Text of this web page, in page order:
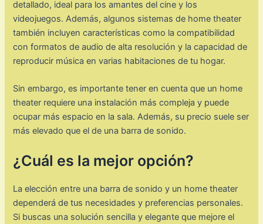
detallado, ideal para los amantes del cine y los
videojuegos. Además, algunos sistemas de home theater
también incluyen características como la compatibilidad
con formatos de audio de alta resolución y la capacidad de
reproducir música en varias habitaciones de tu hogar.
Sin embargo, es importante tener en cuenta que un home
theater requiere una instalación más compleja y puede
ocupar más espacio en la sala. Además, su precio suele ser
más elevado que el de una barra de sonido.
¿Cuál es la mejor opción?
La elección entre una barra de sonido y un home theater
dependerá de tus necesidades y preferencias personales.
Si buscas una solución sencilla y elegante que mejore el